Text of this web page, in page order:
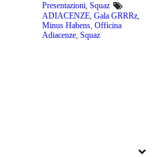
Presentazioni, Squaz
ADIACENZE, Gala GRRRz,
Minus Habens, Officina
Adiacenze, Squaz